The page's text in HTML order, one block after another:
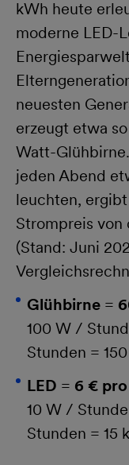
kWh heute
moderne LED-
neuesten
erzeugt etwa
Watt-
jeden Abend
leuchten,
Strompreis
(Stand: Juni
Glühbirne =
100 W /
Stunden =
LED = 6 €
10 W /
Stunden = 15